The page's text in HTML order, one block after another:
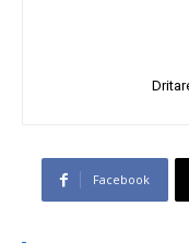
Facebook